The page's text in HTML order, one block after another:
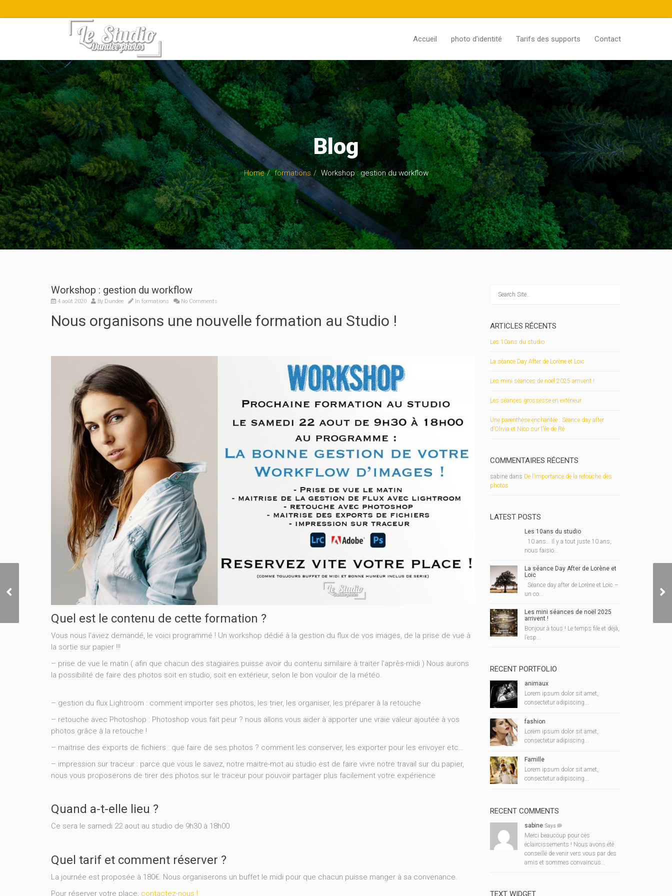
Accueil photo d’identité Tarifs des supports Contact
Blog
Home formations Workshop : gestion du workflow
Workshop : gestion du workflow
4 août 2020 By Dundee In formations No Comments
Nous organisons une nouvelle formation au Studio !
Quel est le contenu de cette formation ?
Vous nous l’aviez demandé, le voici programmé ! Un workshop dédié à la gestion du flux de vos images, de la prise de vue à
la sortie sur papier !!!
– prise de vue le matin ( afin que chacun des stagiaires puisse avoir du contenu similaire à traiter l’après-midi ) Nous aurons
la possibilité de faire des photos soit en studio, soit en extérieur, selon le bon vouloir de la météo.
– gestion du flux Lightroom : comment importer ses photos, les trier, les organiser, les préparer à la retouche
– retouche avec Photoshop : Photoshop vous fait peur ? nous allons vous aider à apporter une vraie valeur ajoutée à vos
photos grâce à la retouche !
– maitrise des exports de fichiers : que faire de ses photos ? comment les conserver, les exporter pour les envoyer etc…
– impression sur traceur : parce que vous le savez, notre maitre-mot au studio est de faire vivre notre travail sur du papier,
nous vous proposerons de tirer des photos sur le traceur pour pouvoir partager plus facilement votre expérience
Quand a-t-elle lieu ?
Ce sera le samedi 22 aout au studio de 9h30 à 18h00
Quel tarif et comment réserver ?
La journée est proposée à 180€. Nous organiserons un buffet le midi pour que chacun puisse manger à sa convenance.
Pour réserver votre place, contactez-nous !
ARTICLES RÉCENTS
Les 10ans du studio
La séance Day After de Lorène et Loic
Les mini séances de noël 2025 arrivent !
Les séances grossesse en extérieur
Une parenthèse enchantée : Séance day after
d’Olivia et Nico sur l’île de Ré
COMMENTAIRES RÉCENTS
sabinedans De l’importance de la retouche des
photos
LATEST POSTS
Les 10ans du studio
10 ans… Il y a tout juste 10 ans,
nous faisio...
La séance Day After de Lorène et
Loic
Séance day after de Lorène et Loïc –
un co...
Les mini séances de noël 2025
arrivent !
Bonjour à tous ! Le temps file et déjà,
l’esp...
RECENT PORTFOLIO
animaux
Lorem ipsum dolor sit amet,
consectetur adipiscing...
fashion
Lorem ipsum dolor sit amet,
consectetur adipiscing...
Famille
Lorem ipsum dolor sit amet,
consectetur adipiscing...
RECENT COMMENTS
sabine Says
Merci beaucoup pour ces
éclaircissements ! Nous avons été
conseillé de venir vers vous par des
amis et sommes convaincus…
TEXT WIDGET
la fin du confinement et vos photos